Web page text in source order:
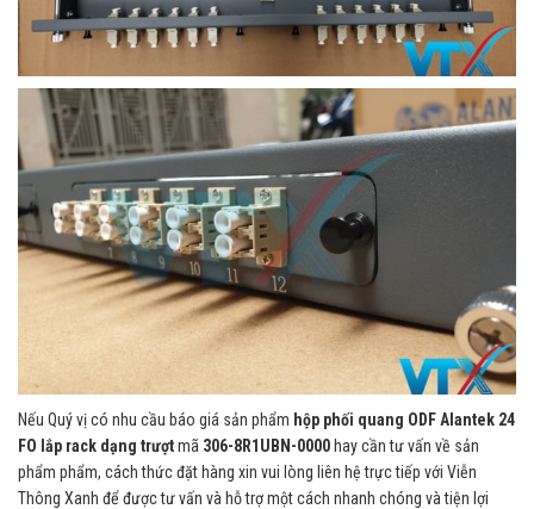
Nếu Quý vị có nhu cầu báo giá sản phẩm hộp phối quang ODF Alantek 24
FO lắp rack dạng trượtmã 306-8R1UBN-0000hay cần tư vấn về sản
phẩm phẩm, cách thức đặt hàng xin vui lòng liên hệ trực tiếp với Viễn
Thông Xanh để được tư vấn và hỗ trợ một cách nhanh chóng và tiện lợi